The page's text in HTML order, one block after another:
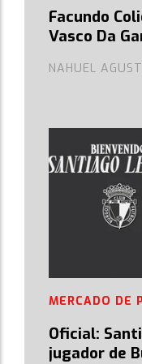
Facundo
Vasco Da
NAHUEL
Oficial:
jugador de
MERCADO DE